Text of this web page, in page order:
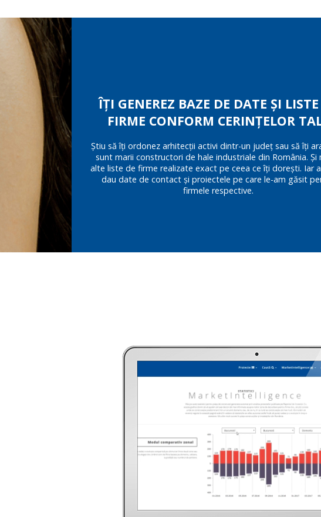
ÎȚI GENEREZ BAZE DE DATE ȘI
FIRME CONFORM CERINȚELOR
Știu să îți ordonez arhitecții activi dintr-un județ sau să îți
sunt marii constructori de hale industriale din România. Și
alte liste de firme realizate exact pe ceea ce îți dorești. Iar
dau date de contact și proiectele pe care le-am găsit
firmele respective.